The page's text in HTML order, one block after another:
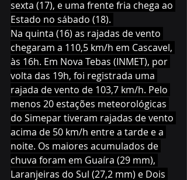
sexta (17), e uma frente fria chega ao
Estado no sábado (18).
Na quinta (16) as rajadas de vento
chegaram a 110,5 km/h em Cascavel,
às 16h. Em Nova Tebas (INMET), por
volta das 19h, foi registrada uma
rajada de vento de 103,7 km/h. Pelo
menos 20 estações meteorológicas
do Simepar tiveram rajadas de vento
acima de 50 km/h entre a tarde e a
noite. Os maiores acumulados de
chuva foram em Guaíra (29 mm),
Laranjeiras do Sul (27,2 mm) e Dois